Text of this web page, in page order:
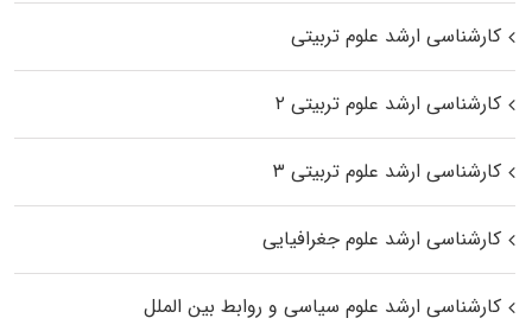
کارشناسی ارشد علوم تربیتی
کارشناسی ارشد علوم تربیتی ۲
کارشناسی ارشد علوم تربیتی ۳
کارشناسی ارشد علوم جغرافیایی
کارشناسی ارشد علوم سیاسی و روابط بین الملل